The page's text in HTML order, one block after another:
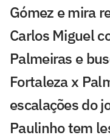
Gómez e mira
Carlos Miguel
Palmeiras e
Fortaleza x
escalações do
Paulinho tem